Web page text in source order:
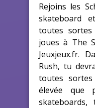
Rejoins les
skateboard
toutes sortes
joues à The
Jeuxjeux.fr.
Rush, tu
toutes
élevée que